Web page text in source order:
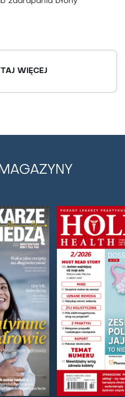
uodparnia się na działanie
szczęście nadzieję dają
oraz...
WIĘCEJ